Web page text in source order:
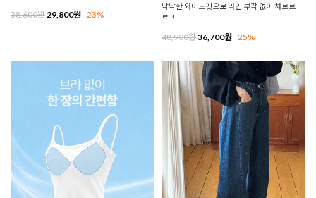
38,600원 29,800원 23%
낙낙한 와이드핏으로 라인 부각 없이 차르르
르-!
48,900원36,700원 25%